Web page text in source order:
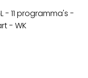
- 11 programma's -
- WK